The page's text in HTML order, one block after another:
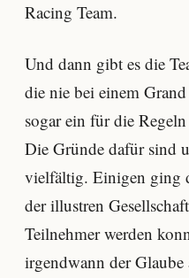
Racing Team.
Und dann gibt es die
die nie bei einem
sogar ein für die
Die Gründe dafür sind
vielfältig. Einigen ging
der illustren
Teilnehmer werden
irgendwann der